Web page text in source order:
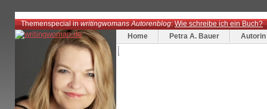
Themenspecial inwritingwomans Autorenblog:Wie schreibe ich ein Buch?
Home
Petra A. Bauer Autorin